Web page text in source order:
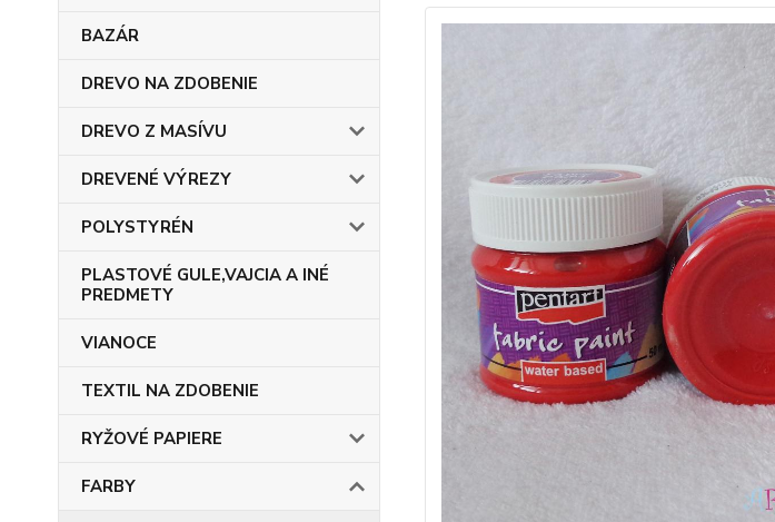
BAZÁR
DREVO NA ZDOBENIE
DREVO Z MASÍVU
DREVENÉ VÝREZY
POLYSTYRÉN
PLASTOVÉ GULE,VAJCIA A INÉ
PREDMETY
VIANOCE
TEXTIL NA ZDOBENIE
RYŽOVÉ PAPIERE
FARBY